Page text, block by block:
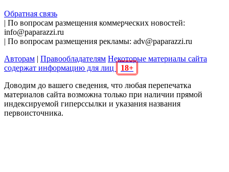
Обратная связь
| По вопросам размещения коммерческих новостей:
info@paparazzi.ru
| По вопросам размещения рекламы: adv@paparazzi.ru
Авторам | Правообладателям Некоторые материалы сайта
содержат информацию для лиц
18+
Доводим до вашего сведения, что любая перепечатка
материалов сайта возможна только при наличии прямой
индексируемой гиперссылки и указания названия
первоисточника.